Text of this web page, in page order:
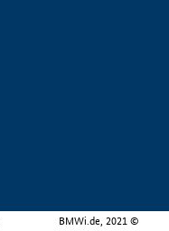
BMWi.de, 2021 ©